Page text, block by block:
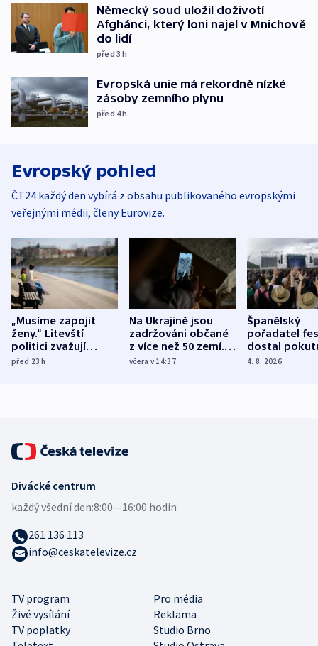
Německý soud uložil doživotí
Afghánci, který loni najel v Mnichově
do lidí
před 3h
Evropská unie má rekordně nízké
zásoby zemního plynu
před 4h
Evropský pohled
ČT24 každý den vybírá z obsahu publikovaného evropskými
veřejnými médii, členy Eurovize.
„Musíme zapojit
ženy.“ Litevští
politici zvažují
dohodu o
před 23h
Na Ukrajině jsou
zadržováni občané
z více než 50 zemí.
Bojovali na straně
včera v 14:37
Španělský
pořadatel
dostal
nekalé
4. 8. 2026
TV program
Pro média
Živé vysílání
Reklama
TV poplatky
Studio Brno
Divácké centrum
každý všední den:8:00—16:00 hodin
261 136 113
info@ceskatelevize.cz